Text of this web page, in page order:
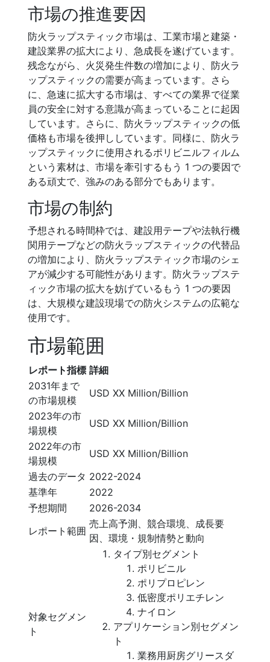
市場の推進要因
防火ラップスティック市場は、工業市場と建築・
建設業界の拡大により、急成長を遂げています。
残念ながら、火災発生件数の増加により、防火ラ
ップスティックの需要が高まっています。さら
に、急速に拡大する市場は、すべての業界で従業
員の安全に対する意識が高まっていることに起因
しています。さらに、防火ラップスティックの低
価格も市場を後押ししています。同様に、防火ラ
ップスティックに使用されるポリビニルフィルム
という素材は、市場を牽引するもう 1 つの要因で
ある頑丈で、強みのある部分でもあります。
市場の制約
予想される時間枠では、建設用テープや法執行機
関用テープなどの防火ラップスティックの代替品
の増加により、防火ラップスティック市場のシェ
アが減少する可能性があります。防火ラップステ
ィック市場の拡大を妨げているもう 1 つの要因
は、大規模な建設現場での防火システムの広範な
使用です。
市場範囲
レポート指標 詳細
2031年まで
の市場規模
USD XX Million/Billion
2023年の市
場規模
USD XX Million/Billion
2022年の市
場規模
USD XX Million/Billion
過去のデータ 2022-2024
基準年
2022
予想期間
2026-2034
レポート範囲
売上高予測、競合環境、成長要
因、環境・規制情勢と動向
対象セグメン
ト
タイプ別セグメント
ポリビニル
ポリプロピレン
低密度ポリエチレン
ナイロン
アプリケーション別セグメン
ト
業務用厨房グリースダ